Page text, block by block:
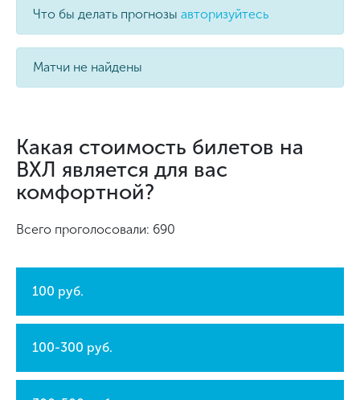
Что бы делать прогнозы авторизуйтесь
Матчи не найдены
Какая стоимость билетов на
ВХЛ является для вас
комфортной?
Всего проголосовали: 690
100 руб.
100-300 руб.